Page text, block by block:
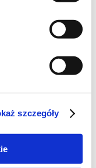
szczegóły
masło,
przez
kurki w drobną